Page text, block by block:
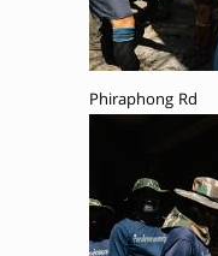
Phiraphong Rd